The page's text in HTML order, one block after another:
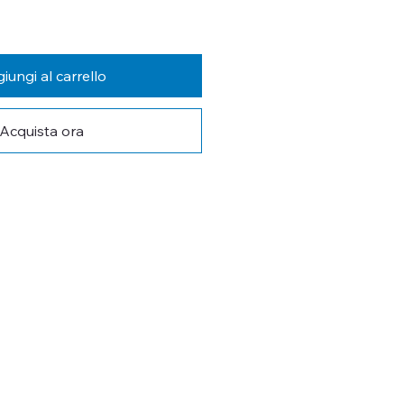
al carrello
ora